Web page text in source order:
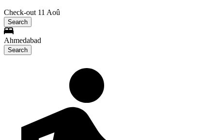
Check-out 11 Aoû
Search
Ahmedabad
Search